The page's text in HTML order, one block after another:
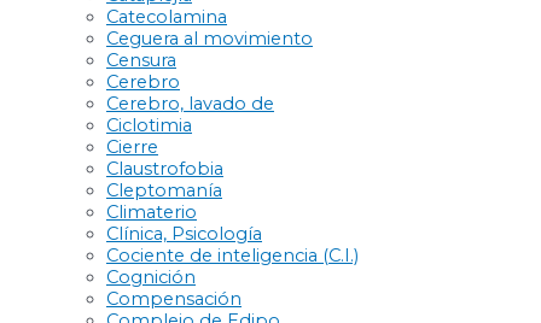
Catecolamina
Ceguera al movimiento
Censura
Cerebro
Cerebro, lavado de
Ciclotimia
Cierre
Claustrofobia
Cleptomanía
Climaterio
Clínica, Psicología
Cociente de inteligencia (C.I.)
Cognición
Compensación